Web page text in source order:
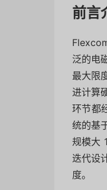
前言
泛的电
最大限
进计算
环节都
统的基
规模大
迭代设
度。